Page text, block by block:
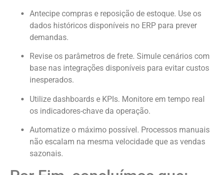
Antecipe compras e reposição de estoque. Use os
dados históricos disponíveis no ERP para prever
demandas.
Revise os parâmetros de frete. Simule cenários com
base nas integrações disponíveis para evitar custos
inesperados.
Utilize dashboards e KPIs. Monitore em tempo real
os indicadores-chave da operação.
Automatize o máximo possível. Processos manuais
não escalam na mesma velocidade que as vendas
sazonais.